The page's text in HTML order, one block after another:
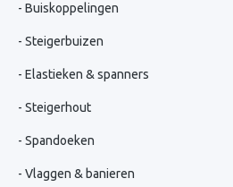
Buiskoppelingen
Steigerbuizen
Elastieken & spanners
Steigerhout
Spandoeken
Vlaggen & banieren